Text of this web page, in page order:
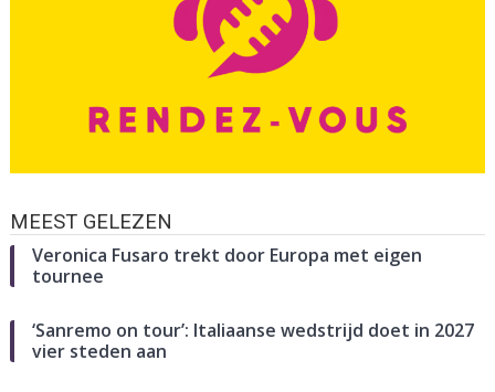
MEEST GELEZEN
Veronica Fusaro trekt door Europa met eigen
tournee
‘Sanremo on tour’: Italiaanse wedstrijd doet in 2027
vier steden aan